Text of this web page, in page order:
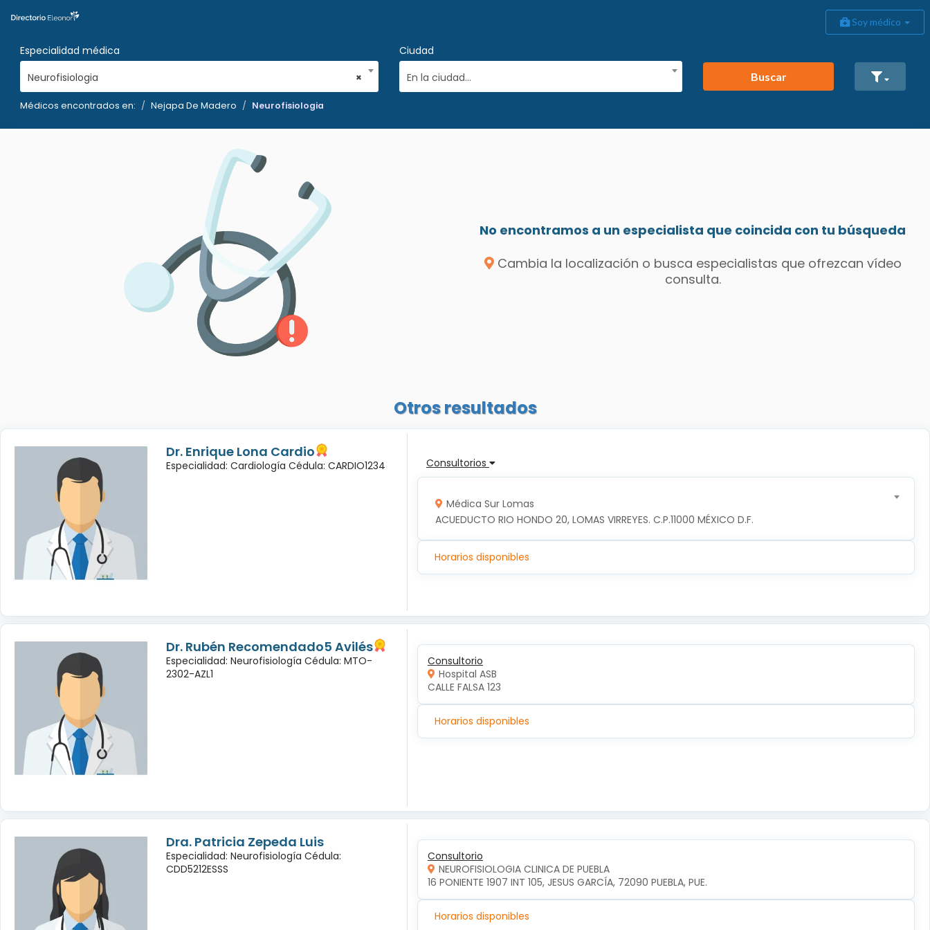
Soy médico
Especialidad médica
×
Neurofisiologia
Ciudad
En la ciudad...
Buscar
Médicos encontrados en: Nejapa De Madero Neurofisiologia
No encontramos a un especialista que coincida con tu búsqueda
Cambia la localización o busca especialistas que ofrezcan vídeo
consulta.
Otros resultados
Dr. Enrique Lona Cardio
Especialidad: Cardiología Cédula: CARDIO1234 Consultorios
Médica Sur Lomas
ACUEDUCTO RIO HONDO 20, LOMAS VIRREYES. C.P.11000 MÉXICO D.F.
Horarios disponibles
Dr. Rubén Recomendado5 Avilés
Especialidad: Neurofisiología Cédula: MTO-
2302-AZL1
Consultorio
Hospital ASB
CALLE FALSA 123
Horarios disponibles
Dra. Patricia Zepeda Luis
Especialidad: Neurofisiología Cédula:
CDD5212ESSS
Consultorio
NEUROFISIOLOGIA CLINICA DE PUEBLA
16 PONIENTE 1907 INT 105, JESUS GARCÍA, 72090 PUEBLA, PUE.
Horarios disponibles